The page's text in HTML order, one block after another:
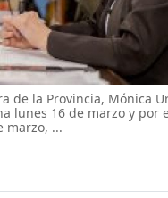
de la Provincia, Mónica
lunes 16 de marzo y por
marzo, ...